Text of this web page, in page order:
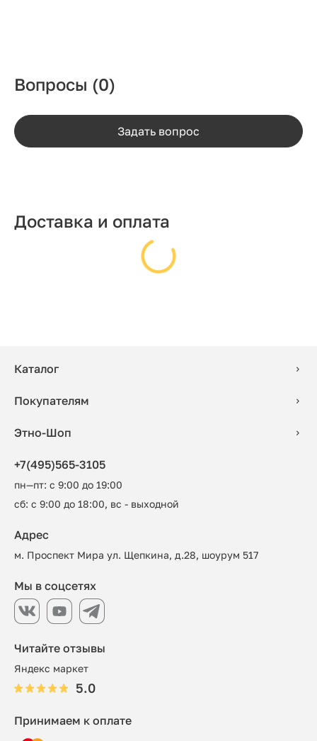
Вопросы (0)
Задать вопрос
Доставка и оплата
Каталог
Покупателям
Этно-Шоп
+7(495)565-3105
пн—пт: с 9:00 до 19:00
сб: с 9:00 до 18:00, вс - выходной
Читайте отзывы
Яндекс маркет
5.0
Адрес
м. Проспект Мира ул. Щепкина, д.28, шоурум 517
Принимаем к оплате
Мы в соцсетях